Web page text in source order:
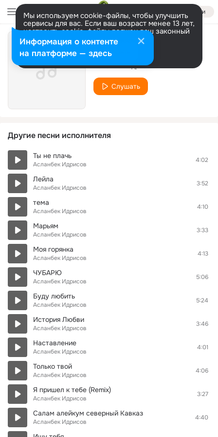
Войти
Мы используем cookie-файлы, чтобы улучшить
сервисы для вас. Если ваш возраст менее 13 лет,
настроить cookie-файлы должен ваш законный
представитель. Больше информации
Разрешить все Настроить
Друг сердца
Асланбек Идрисов
Слушать
Другие песни исполнителя
Ты не плачь
Асланбек Идрисов
4:02
Лейла
Асланбек Идрисов
3:52
тема
Асланбек Идрисов
4:10
Марьям
Асланбек Идрисов
3:33
Моя горянка
Асланбек Идрисов
4:13
ЧУБАРЮ
Асланбек Идрисов
5:06
Буду любить
Асланбек Идрисов
5:24
История Любви
Асланбек Идрисов
3:46
Наставление
Асланбек Идрисов
4:01
Только твой
Асланбек Идрисов
4:06
Я пришел к тебе (Remix)
Асланбек Идрисов
3:27
Салам алейкум северный Кавказ
Асланбек Идрисов
4:40
Информация о контенте
на платформе — здесь